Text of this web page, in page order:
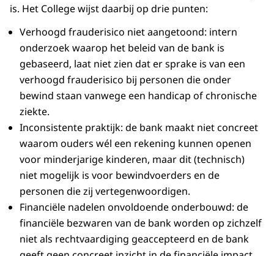
is. Het College wijst daarbij op drie punten:
Verhoogd frauderisico niet aangetoond: intern
onderzoek waarop het beleid van de bank is
gebaseerd, laat niet zien dat er sprake is van een
verhoogd frauderisico bij personen die onder
bewind staan vanwege een handicap of chronische
ziekte.
Inconsistente praktijk: de bank maakt niet concreet
waarom ouders wél een rekening kunnen openen
voor minderjarige kinderen, maar dit (technisch)
niet mogelijk is voor bewindvoerders en de
personen die zij vertegenwoordigen.
Financiële nadelen onvoldoende onderbouwd: de
financiële bezwaren van de bank worden op zichzelf
niet als rechtvaardiging geaccepteerd en de bank